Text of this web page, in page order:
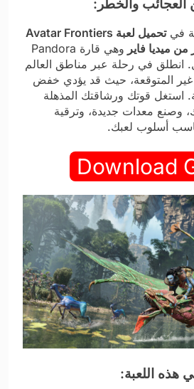
والخطر:
في
تحميل لعبة Avatar Frontiers
وهي قارة Pandora
انطلق في رحلة عبر مناطق العالم
غير المتوقعة، حيث قد يؤدي خفض
استغل قوتك ورشاقتك المذهلة
وصنع معدات جديدة، وترقية
أسلوب لعبك.
Download
هذه اللعبة: